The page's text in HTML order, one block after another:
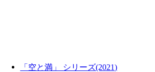
「空と満」 シリーズ(2021)